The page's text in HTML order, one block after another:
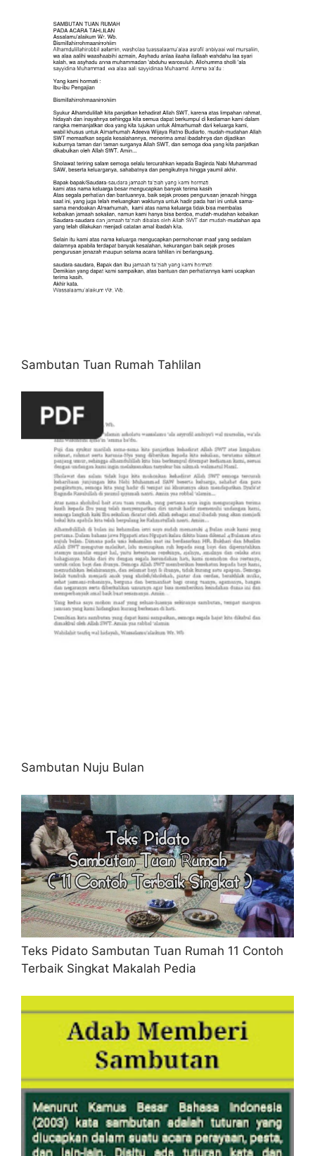
Sambutan Tuan Rumah Tahlilan
Sambutan Nuju Bulan
Teks Pidato Sambutan Tuan Rumah 11 Contoh
Terbaik Singkat Makalah Pedia